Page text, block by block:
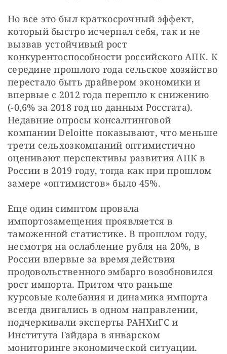
Но все это был краткосрочный эффект,
который быстро исчерпал себя, так и не
вызвав устойчивый рост
конкурентоспособности российского АПК. К
середине прошлого года сельское хозяйство
перестало быть драйвером экономики и
впервые с 2012 года перешло к снижению
(-0,6% за 2018 год по данным Росстата).
Недавние опросы консалтинговой
компании Deloitte показывают, что меньше
трети сельхозкомпаний оптимистично
оценивают перспективы развития АПК в
России в 2019 году, тогда как при прошлом
замере «оптимистов» было 45%.
Еще один симптом провала
импортозамещения проявляется в
таможенной статистике. В прошлом году,
несмотря на ослабление рубля на 20%, в
России впервые за время действия
продовольственного эмбарго возобновился
рост импорта. Притом что раньше
курсовые колебания и динамика импорта
всегда двигались в одном направлении,
подчеркивали эксперты РАНХиГС и
Института Гайдара в январском
мониторинге экономической ситуации.